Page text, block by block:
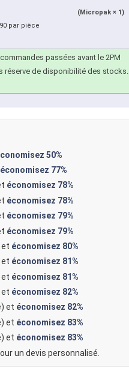
(Micropak × 1)
par pièce
passées avant le 2PM
réserve de disponibilité des stocks.
50%
économisez 77%
économisez 78%
économisez 78%
économisez 79%
économisez 79%
économisez 80%
économisez 81%
économisez 81%
économisez 82%
et économisez 82%
et économisez 83%
et économisez 83%
un devis personnalisé.